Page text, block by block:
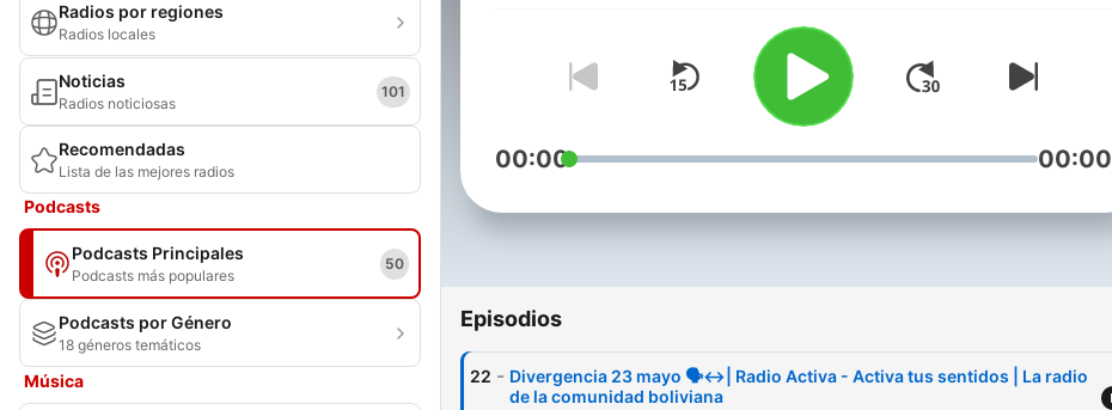
Radios por regiones
Radios locales
Noticias
Radios noticiosas
101
Recomendadas
Lista de las mejores radios
Podcasts
Podcasts Principales
Podcasts más populares
50
Podcasts por Género
18 géneros temáticos
Música
00:00 00:00
Episodios
22 - Divergencia 23 mayo 🗣️↔️| Radio Activa - Activa tus sentidos | La radio
de la comunidad boliviana